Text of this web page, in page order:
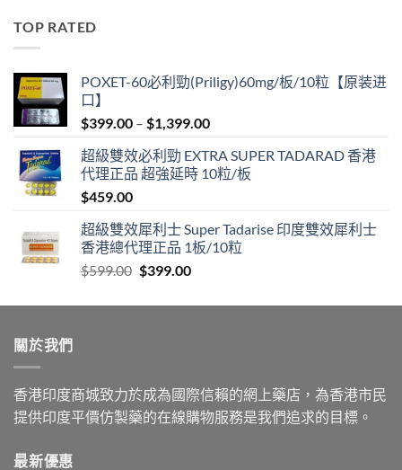
TOP RATED
POXET-60必利勁(Priligy)60mg/板/10粒【原装进
口】
$399.00 – $1,399.00Price
$399.00
through
超級雙效必利勁 EXTRA SUPER TADARAD 香港
代理正品 超強延時 10粒/板
$459.00
超級雙效犀利士 Super Tadarise 印度雙效犀利士
香港總代理正品 1板/10粒
$599.00 Original
was:
$399.00Current
is:
關於我們
香港印度商城致力於成為國際信賴的網上藥店，為香港市民
提供印度平價仿製藥的在線購物服務是我們追求的目標。
最新優惠